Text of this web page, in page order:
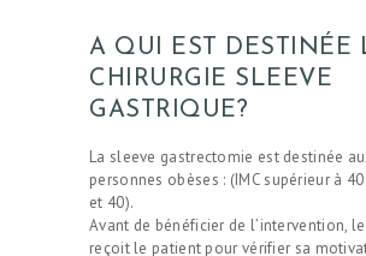
A QUI EST DESTINÉE
CHIRURGIE SLEEVE
GASTRIQUE?
La sleeve gastrectomie est destinée
personnes obèses : (IMC supérieur à
et 40).
Avant de bénéficier de l’intervention,
reçoit le patient pour vérifier sa